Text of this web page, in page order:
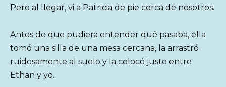
Pero al llegar, vi a Patricia de pie cerca de nosotros.
Antes de que pudiera entender qué pasaba, ella
tomó una silla de una mesa cercana, la arrastró
ruidosamente al suelo y la colocó justo entre
Ethan y yo.